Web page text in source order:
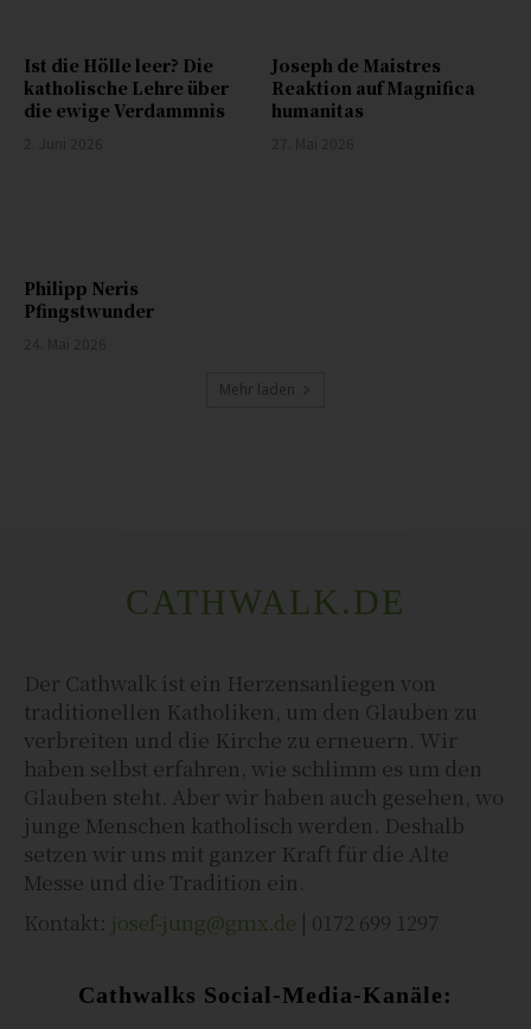
Ist die Hölle leer? Die
katholische Lehre über
die ewige Verdammnis
Joseph de Maistres
Reaktion auf Magnifica
humanitas
Philipp Neris
Pfingstwunder
Mehr laden
CATHWALK.DE
Der Cathwalk ist ein Herzensanliegen von
traditionellen Katholiken, um den Glauben zu
verbreiten und die Kirche zu erneuern. Wir
haben selbst erfahren, wie schlimm es um den
Glauben steht. Aber wir haben auch gesehen, wo
junge Menschen katholisch werden. Deshalb
setzen wir uns mit ganzer Kraft für die Alte
Messe und die Tradition ein.
Kontakt: josef-jung@gmx.de | 0172 699 1297
Cathwalks Social-Media-Kanäle: